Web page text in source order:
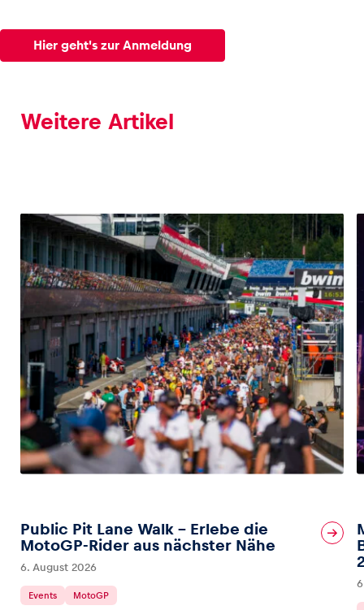
Hier geht's zur Anmeldung
Weitere Artikel
Public Pit Lane Walk – Erlebe die
MotoGP-Rider aus nächster Nähe
6. August 2026
Events MotoGP